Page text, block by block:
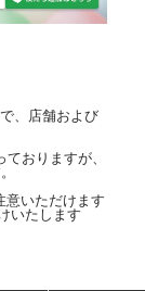
、店舗および
おりますが、
意いただけます
いたします